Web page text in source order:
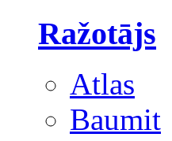
Ražotājs
Atlas
Baumit